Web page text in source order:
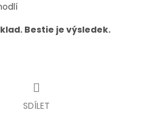
Bestie je výsledek.
SDÍLET